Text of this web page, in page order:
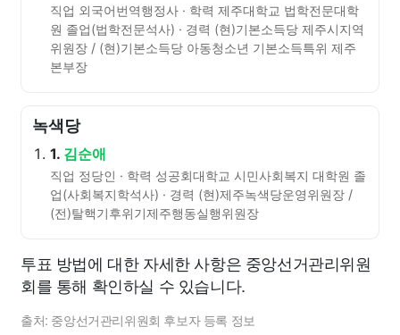
직업 외국어번역행정사 · 학력 제주대학교 법학전문대학
원 졸업(법학전문석사) · 경력 (현)기본소득당 제주시지역
위원장 / (현)기본소득당 아동청소년 기본소득특위 제주
본부장
녹색당
1. 김순애
직업 정당인 · 학력 성공회대학교 시민사회복지 대학원 졸
업(사회복지학석사) · 경력 (현)제주녹색당운영위원장 /
(전)탈핵기후위기제주행동실행위원장
투표 방법에 대한 자세한 사항은 중앙선거관리위원
회를 통해 확인하실 수 있습니다.
출처: 중앙선거관리위원회 후보자 등록 정보